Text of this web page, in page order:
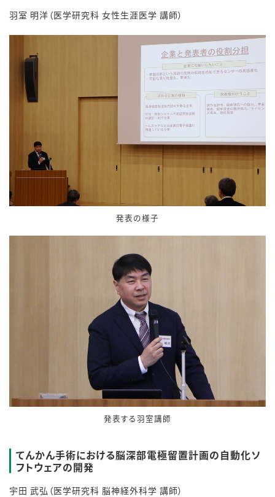
羽室 明洋（医学研究科 女性生涯医学 講師）
発表の様子
発表する羽室講師
てんかん手術における脳深部電極留置計画の自動化ソ
フトウェアの開発
宇田 武弘（医学研究科 脳神経外科学 講師）